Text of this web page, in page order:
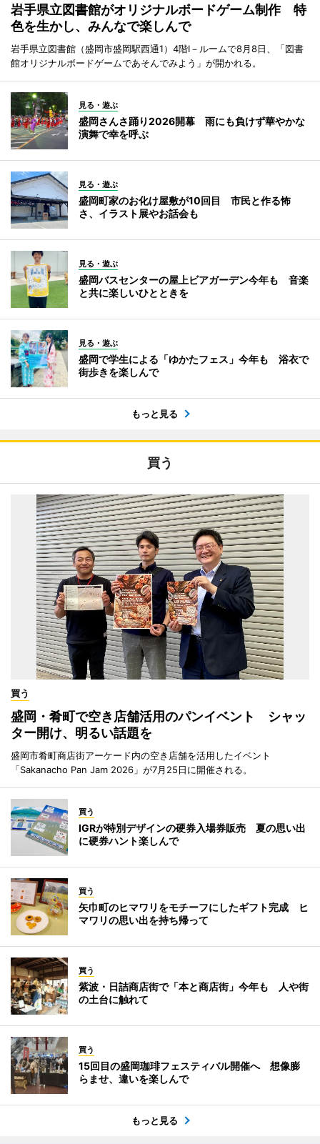
岩手県立図書館がオリジナルボードゲーム制作 特
色を生かし、みんなで楽しんで
岩手県立図書館（盛岡市盛岡駅西通1）4階I－ルームで8月8日、「図書
館オリジナルボードゲームであそんでみよう」が開かれる。
見る・遊ぶ
盛岡さんさ踊り2026開幕 雨にも負けず華やかな
演舞で幸を呼ぶ
見る・遊ぶ
盛岡町家のお化け屋敷が10回目 市民と作る怖
さ、イラスト展やお話会も
見る・遊ぶ
盛岡バスセンターの屋上ビアガーデン今年も 音楽
と共に楽しいひとときを
見る・遊ぶ
盛岡で学生による「ゆかたフェス」今年も 浴衣で
街歩きを楽しんで
もっと見る
買う
買う
盛岡・肴町で空き店舗活用のパンイベント シャッ
ター開け、明るい話題を
盛岡市肴町商店街アーケード内の空き店舗を活用したイベント
「Sakanacho Pan Jam 2026」が7月25日に開催される。
買う
IGRが特別デザインの硬券入場券販売 夏の思い出
に硬券ハント楽しんで
買う
矢巾町のヒマワリをモチーフにしたギフト完成 ヒ
マワリの思い出を持ち帰って
買う
紫波・日詰商店街で「本と商店街」今年も 人や街
の土台に触れて
買う
15回目の盛岡珈琲フェスティバル開催へ 想像膨
らませ、違いを楽しんで
もっと見る